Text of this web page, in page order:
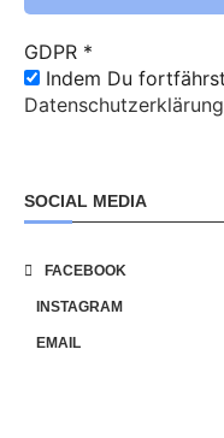
GDPR *
Indem Du
SOCIAL MEDIA
FACEBOOK
INSTAGRAM
EMAIL